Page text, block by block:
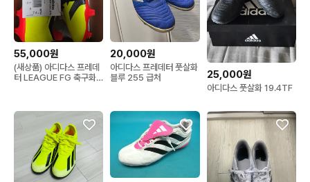
55,000원
(새상품) 아디다스 프레데
터 LEAGUE FG 축구화
20,000원
아디다스 프레데터 풋살화
블루 255 급처
25,000원
아디다스 풋살화 19.4TF